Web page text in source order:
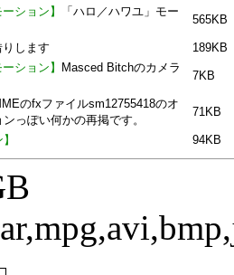
ーション】
「ハロ／ハワユ」モー
565KB
りします 189KB
ーション】
Masced Bitchのカメラ
7KB
のfxファイルsm12755418のオ
っぽい何かの再掲です。
71KB
94KB